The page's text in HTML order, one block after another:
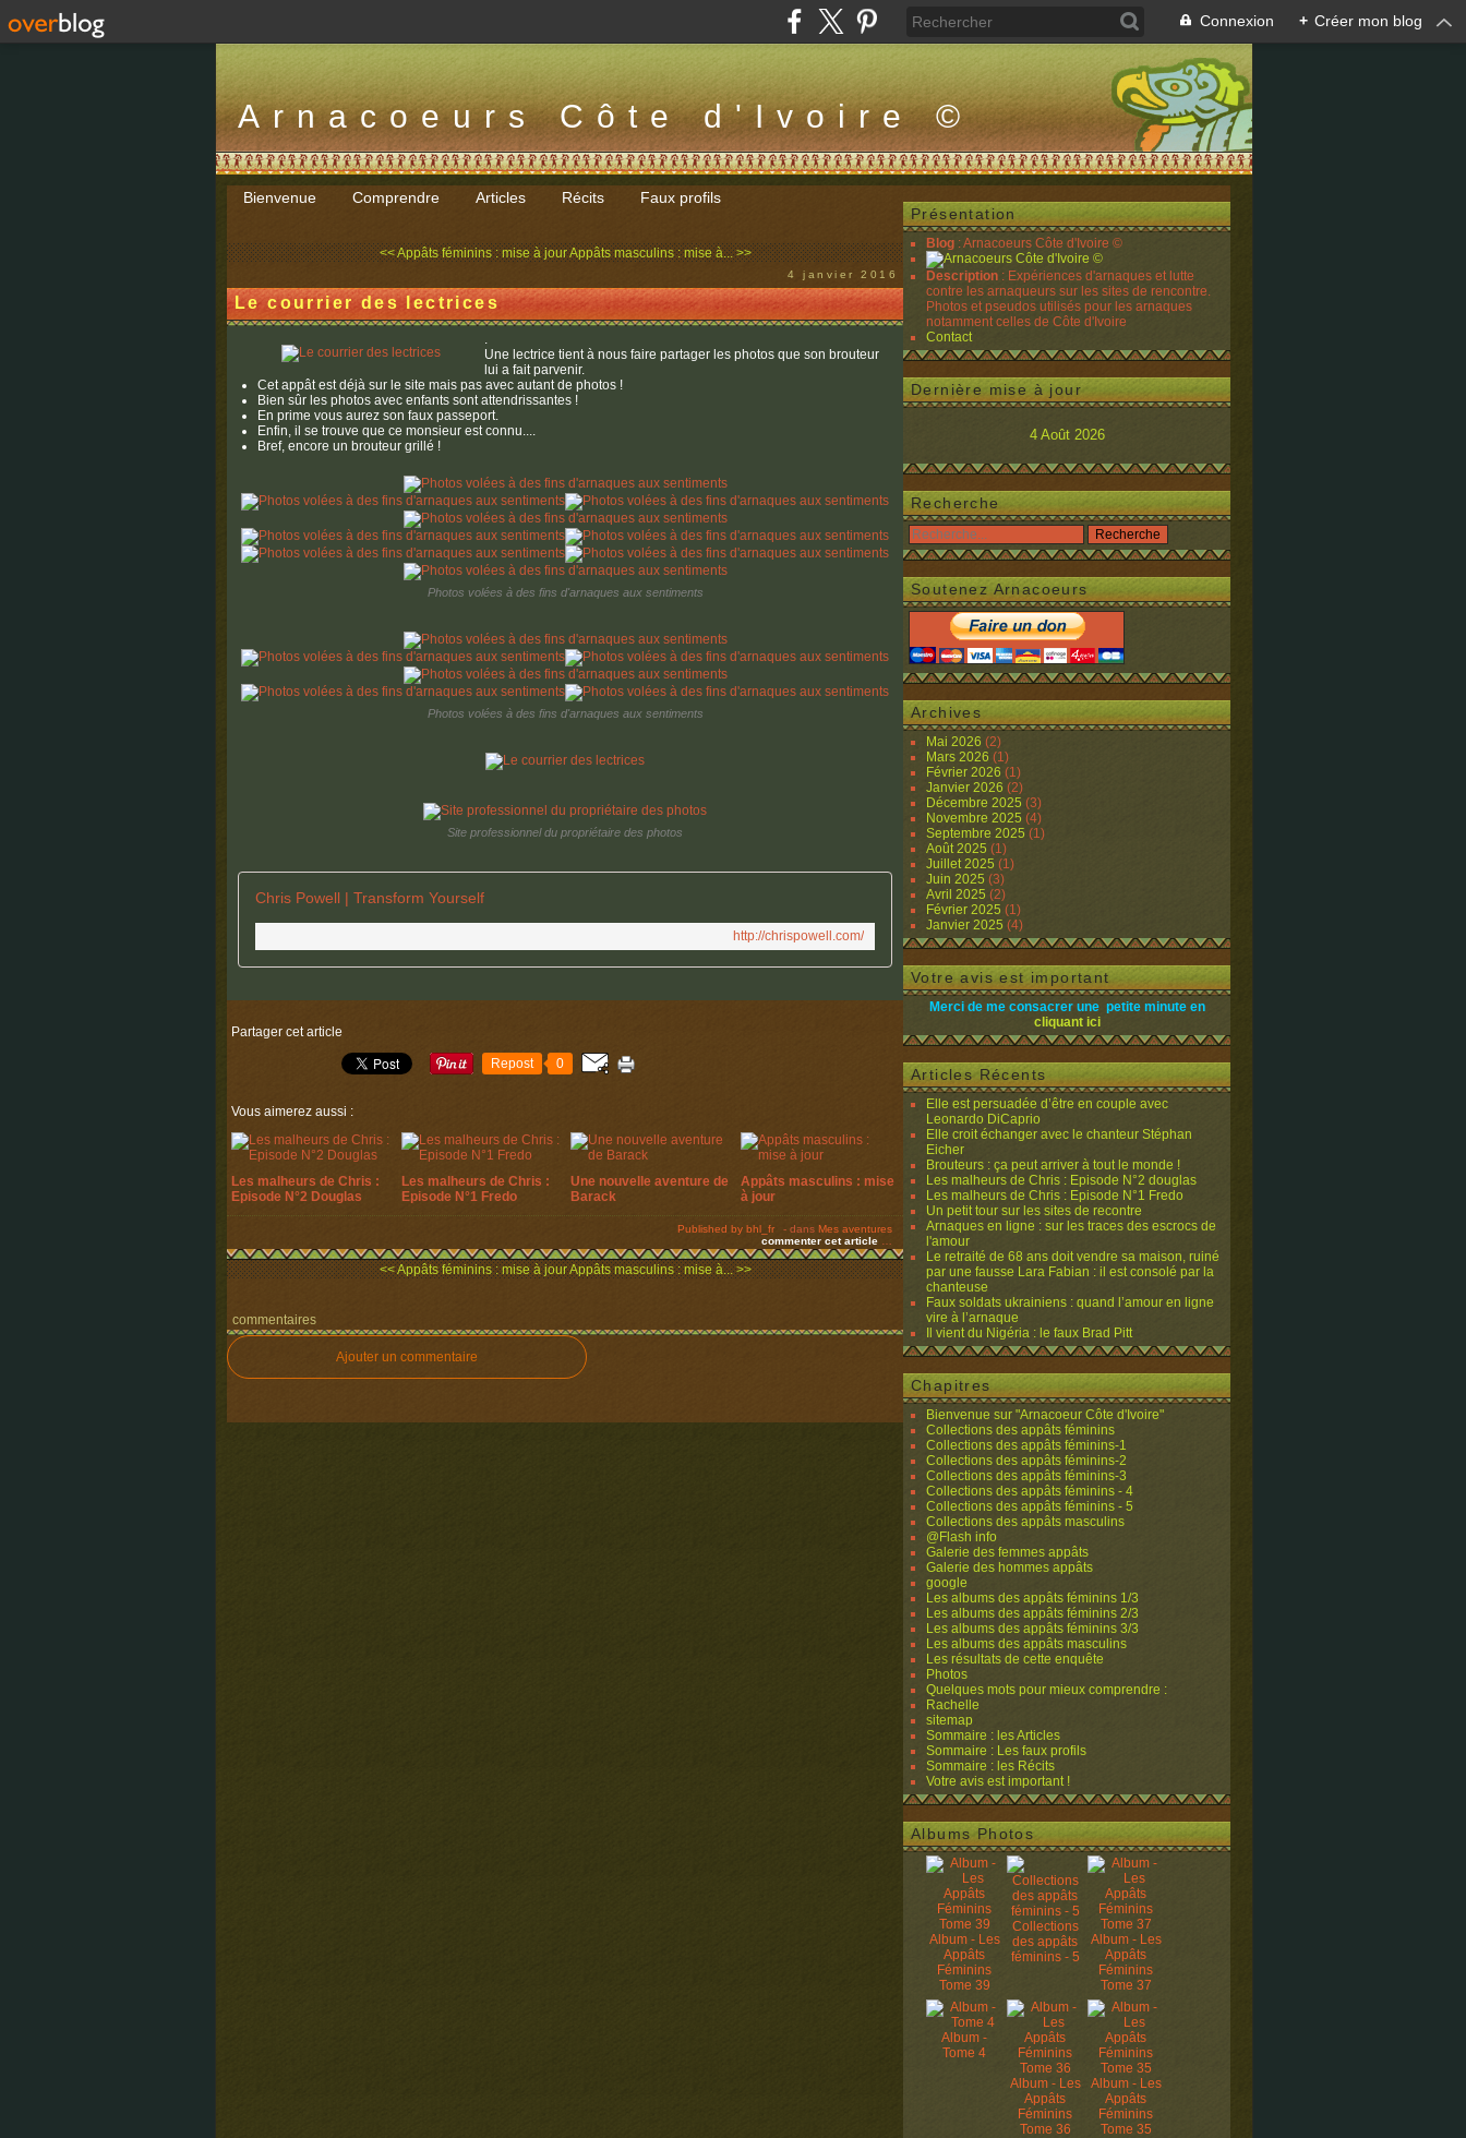
Connexion + Créer mon blog
Arnacoeurs Côte d'Ivoire ©
Bienvenue Comprendre Articles Récits Faux profils
<< Appâts féminins : mise à jourAppâts masculins : mise à... >>
4 janvier 2016
Le courrier des lectrices
.
Une lectrice tient à nous faire partager les photos que son brouteur
lui a fait parvenir.
Cet appât est déjà sur le site mais pas avec autant de photos !
Bien sûr les photos avec enfants sont attendrissantes !
En prime vous aurez son faux passeport.
Enfin, il se trouve que ce monsieur est connu....
Bref, encore un brouteur grillé !
Photos volées à des fins d'arnaques aux sentiments
Photos volées à des fins d'arnaques aux sentiments
Site professionnel du propriétaire des photos
Chris Powell | Transform Yourself
http://chrispowell.com/
Partager cet article
Repost 0
Vous aimerez aussi :
Les malheurs de Chris :
Episode N°2 Douglas
Les malheurs de Chris :
Episode N°1 Fredo
Une nouvelle aventure de
Barack
Appâts masculins : mise
à jour
Published by bhl_fr - dans Mes aventures
commenter cet article
<< Appâts féminins : mise à jourAppâts masculins : mise à... >>
commentaires
Ajouter un commentaire
Présentation
Blog : Arnacoeurs Côte d'Ivoire ©
Description : Expériences d'arnaques et lutte
contre les arnaqueurs sur les sites de rencontre.
Photos et pseudos utilisés pour les arnaques
notamment celles de Côte d'Ivoire
Contact
Dernière mise à jour
4 Août 2026
Recherche
Soutenez Arnacoeurs
Archives
Mai 2026 (2)
Mars 2026 (1)
Février 2026 (1)
Janvier 2026 (2)
Décembre 2025 (3)
Novembre 2025 (4)
Septembre 2025 (1)
Août 2025 (1)
Juillet 2025 (1)
Juin 2025 (3)
Avril 2025 (2)
Février 2025 (1)
Janvier 2025 (4)
Votre avis est important
Merci de me consacrer une petite minute en
cliquant ici
Articles Récents
Elle est persuadée d’être en couple avec
Leonardo DiCaprio
Elle croit échanger avec le chanteur Stéphan
Eicher
Brouteurs : ça peut arriver à tout le monde !
Les malheurs de Chris : Episode N°2 douglas
Les malheurs de Chris : Episode N°1 Fredo
Un petit tour sur les sites de recontre
Arnaques en ligne : sur les traces des escrocs de
l'amour
Le retraité de 68 ans doit vendre sa maison, ruiné
par une fausse Lara Fabian : il est consolé par la
chanteuse
Faux soldats ukrainiens : quand l’amour en ligne
vire à l’arnaque
Il vient du Nigéria : le faux Brad Pitt
Chapitres
Bienvenue sur "Arnacoeur Côte d'Ivoire"
Collections des appâts féminins
Collections des appâts féminins-1
Collections des appâts féminins-2
Collections des appâts féminins-3
Collections des appâts féminins - 4
Collections des appâts féminins - 5
Collections des appâts masculins
@Flash info
Galerie des femmes appâts
Galerie des hommes appâts
google
Les albums des appâts féminins 1/3
Les albums des appâts féminins 2/3
Les albums des appâts féminins 3/3
Les albums des appâts masculins
Les résultats de cette enquête
Photos
Quelques mots pour mieux comprendre :
Rachelle
sitemap
Sommaire : les Articles
Sommaire : Les faux profils
Sommaire : les Récits
Votre avis est important !
Albums Photos
Album - Les
Appâts
Féminins
Tome 39
Collections
des appâts
féminins - 5
Album - Les
Appâts
Féminins
Tome 37
Album -
Tome 4
Album - Les
Appâts
Féminins
Tome 36
Album - Les
Appâts
Féminins
Tome 35